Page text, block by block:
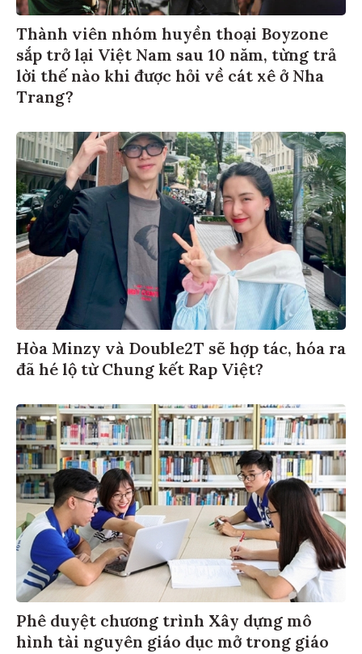
Thành viên nhóm huyền thoại Boyzone
sắp trở lại Việt Nam sau 10 năm, từng trả
lời thế nào khi được hỏi về cát xê ở Nha
Trang?
Hòa Minzy và Double2T sẽ hợp tác, hóa ra
đã hé lộ từ Chung kết Rap Việt?
Phê duyệt chương trình Xây dựng mô
hình tài nguyên giáo dục mở trong giáo